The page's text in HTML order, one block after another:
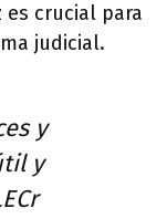
crucial para
judicial.
y
y